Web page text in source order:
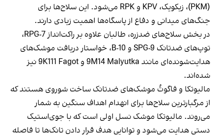
(PKM)، زیکویک، KPV و RPK می‌شود. این سلاح‌ها برای
جنگ‌های میدانی و دفاع از پاسگاه‌ها اهمیت زیادی دارند.
در بخش سلاح‌های ضدزره، طالبان علاوه بر راکت‌انداز RPG-7،
توپ‌های ضدتانک SPG-9 و B-10، خواستار دریافت موشک‌های
هدایت‌شونده‌ای مانند 9M14 Malyutka و 9K111 Fagot نیز
شده‌اند.
مالیوتکا و فاگوتُ موشک‌های ضدتانک ساخت شوروی هستند که
از مرگبارترین سلاح‌ها برای انهدام اهداف سنگین به شمار
می‌روند. مالیوتکا موشک نسل اولی است که با جوی‌استیک
دستی هدایت می‌شود و توانایی هدف قرار دادن تانک‌ها تا فاصله